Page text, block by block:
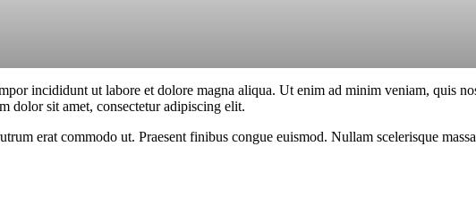
incididunt ut labore et dolore magna aliqua. Ut enim ad minim veniam, quis
dolor sit amet, consectetur adipiscing elit.
erat commodo ut. Praesent finibus congue euismod. Nullam scelerisque